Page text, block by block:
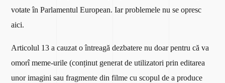
votate în Parlamentul European. Iar problemele nu se opresc
aici.
Articolul 13 a cauzat o întreagă dezbatere nu doar pentru că va
omorî meme-urile (conținut generat de utilizatori prin editarea
unor imagini sau fragmente din filme cu scopul de a produce